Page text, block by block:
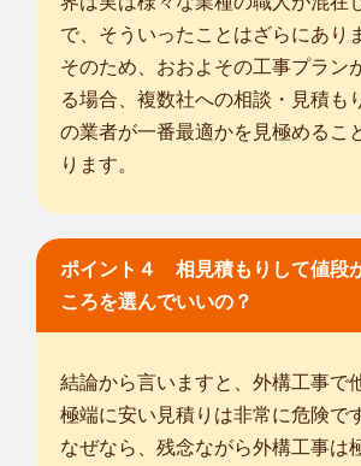
で、そういったことはざらにあり
そのため、おおよその工事プラン
る場合、複数社への相談・見積も
の業者が一番最適かを見極めるこ
ります。
ポイント４ 相見積もりして値段
ころを選んでいいの？
結論から言いますと、外構工事で
極端に安い見積りは非常に危険で
なぜなら、残念ながら外構工事は